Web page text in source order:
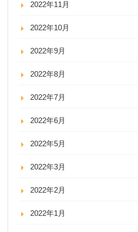
2022年11月
2022年10月
2022年9月
2022年8月
2022年7月
2022年6月
2022年5月
2022年3月
2022年2月
2022年1月